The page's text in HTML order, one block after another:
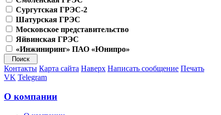
Сургутская ГРЭС-2
Шатурская ГРЭС
Московское представительство
Яйвинская ГРЭС
«Инжиниринг» ПАО «Юнипро»
Контакты Карта сайта Наверх Написать сообщение Печать
VK Telegram
О компании